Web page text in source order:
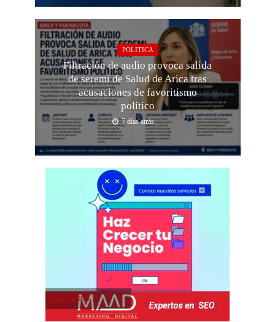
POLITICA
Filtración de audio provoca salida
de seremi de Salud de Arica tras
acusaciones de favoritismo
político
7 días atrás
Agencia SEO